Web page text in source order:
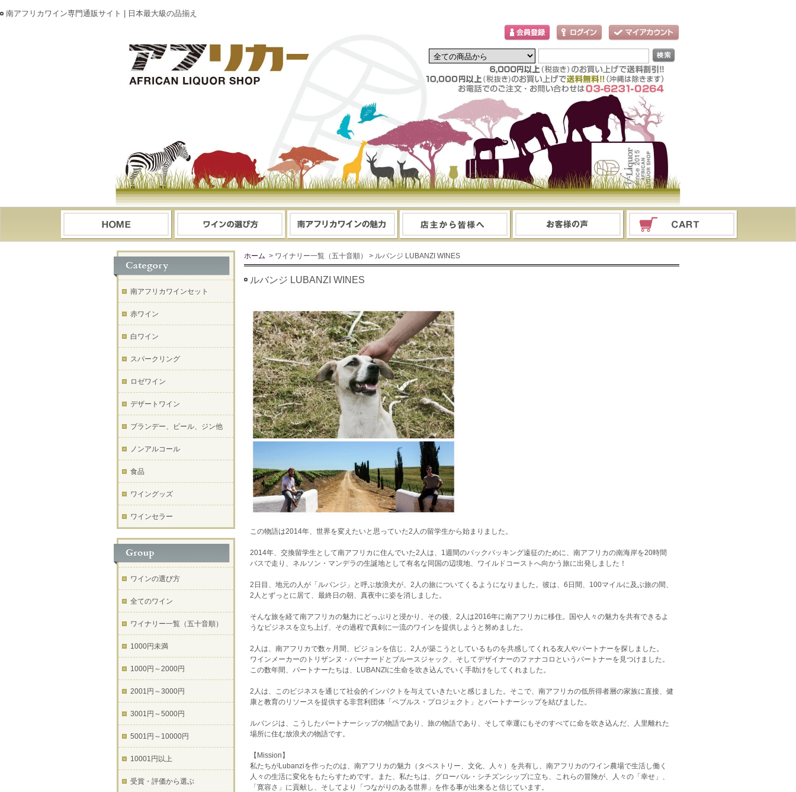
南アフリカワイン専門通販サイト | 日本最大級の品揃え
ホーム > ワイナリー一覧（五十音順） > ルバンジ LUBANZI WINES
ルバンジ LUBANZI WINES
この物語は2014年、世界を変えたいと思っていた2人の留学生から始まりました。
2014年、交換留学生として南アフリカに住んでいた2人は、1週間のバックパッキング遠征のために、南アフリカの南海岸を20時間
バスで走り、ネルソン・マンデラの生誕地として有名な同国の辺境地、ワイルドコーストへ向かう旅に出発しました！
2日目、地元の人が「ルバンジ」と呼ぶ放浪犬が、2人の旅についてくるようになりました。彼は、6日間、100マイルに及ぶ旅の間、
2人とずっとに居て、最終日の朝、真夜中に姿を消しました。
そんな旅を経て南アフリカの魅力にどっぷりと浸かり、その後、2人は2016年に南アフリカに移住。国や人々の魅力を共有できるよ
うなビジネスを立ち上げ、その過程で真剣に一流のワインを提供しようと努めました。
2人は、南アフリカで数ヶ月間、ビジョンを信じ、2人が築こうとしているものを共感してくれる友人やパートナーを探しました。
ワインメーカーのトリザンヌ・バーナードとブルースジャック、そしてデザイナーのファナコロというパートナーを見つけました。
この数年間、パートナーたちは、LUBANZIに生命を吹き込んでいく手助けをしてくれました。
2人は、このビジネスを通じて社会的インパクトを与えていきたいと感じました。そこで、南アフリカの低所得者層の家族に直接、健
康と教育のリソースを提供する非営利団体「ペブルス・プロジェクト」とパートナーシップを結びました。
ルバンジは、こうしたパートナーシップの物語であり、旅の物語であり、そして幸運にもそのすべてに命を吹き込んだ、人里離れた
場所に住む放浪犬の物語です。
【Mission】
私たちがLubanziを作ったのは、南アフリカの魅力（タペストリー、文化、人々）を共有し、南アフリカのワイン農場で生活し働く
人々の生活に変化をもたらすためです。また、私たちは、グローバル・シチズンシップに立ち、これらの冒険が、人々の「幸せ」、
「寛容さ」に貢献し、そしてより「つながりのある世界」を作る事が出来ると信じています。
南アフリカワインセット
赤ワイン
白ワイン
スパークリング
ロゼワイン
デザートワイン
ブランデー、ビール、ジン他
ノンアルコール
食品
ワイングッズ
ワインセラー
ワインの選び方
全てのワイン
ワイナリー一覧（五十音順）
1000円未満
1000円～2000円
2001円～3000円
3001円～5000円
5001円～10000円
10001円以上
受賞・評価から選ぶ